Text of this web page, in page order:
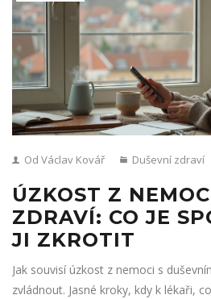
Od Václav Kovář Duševní zdraví
ÚZKOST Z
ZDRAVÍ: CO JE
JI ZKROTIT
Jak souvisí úzkost z nemoci s
zvládnout. Jasné kroky, kdy k lékaři,